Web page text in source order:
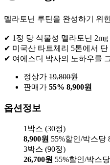
멜라토닌 루틴을 완성하기 위
✔ 1정 당 식물성 멜라토닌 2mg
✔ 미국산 타트체리 5톤에서
✔ 여에스더 박사의 노하우를
정상가 19,800원
판매가 55% 8,900원
옵션정보
1박스 (30정)
8,900원 55%할인/박스당
3박스 (90정)
26,700원 55%할인/박스